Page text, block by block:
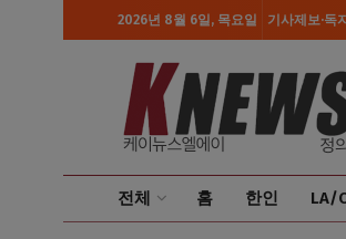
2026년 8월 6일, 목요일 기사제보·독
전체 홈 한인 LA/